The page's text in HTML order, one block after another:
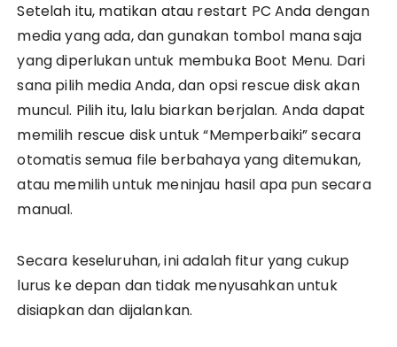
Setelah itu, matikan atau restart PC Anda dengan
media yang ada, dan gunakan tombol mana saja
yang diperlukan untuk membuka Boot Menu. Dari
sana pilih media Anda, dan opsi rescue disk akan
muncul. Pilih itu, lalu biarkan berjalan. Anda dapat
memilih rescue disk untuk “Memperbaiki” secara
otomatis semua file berbahaya yang ditemukan,
atau memilih untuk meninjau hasil apa pun secara
manual.
Secara keseluruhan, ini adalah fitur yang cukup
lurus ke depan dan tidak menyusahkan untuk
disiapkan dan dijalankan.